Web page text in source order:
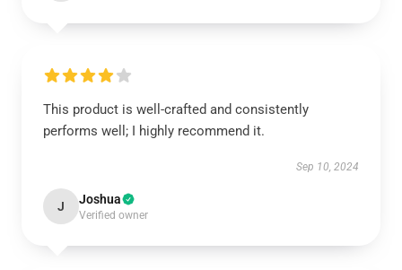
This product is well-crafted and consistently
performs well; I highly recommend it.
Sep 10, 2024
J Joshua
Verified owner